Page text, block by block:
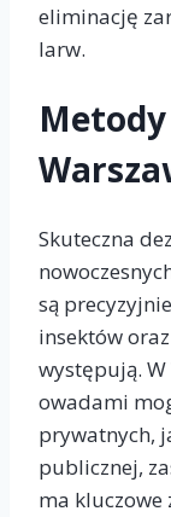
eliminację
larw.
Skuteczna
są
insektów
występują.
owadami
prywatnych,
publicznej,
ma kluczowe